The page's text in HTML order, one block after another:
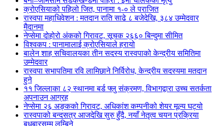
क्रोएसियाको पहिलो जित, पानामा १-० ले पराजित
रास्वपा महाधिवेशन : मतदान राति साढे ८ बजेदेखि, ३८४ उम्मेदवार
मैदानमा
नेप्सेमा दोहोरो अंकको गिरावट, सूचक २६६० बिन्दुमा सीमित
विश्वकप : पानामालाई क्रोएसियाले हरायो
बालेन शाह सचिवालयका तीन सदस्य रास्वपाको केन्द्रीय समितिमा
उम्मेदवार
रास्वपा सभापतिमा रवि लामिछाने निर्विरोध, केन्द्रीय सदस्यमा मतदान
हुने
११ जिल्लाका ८२ स्थानमा बर्ड फ्लु संक्रमण, विभागद्वारा उच्च सतर्कता
अपनाउन आग्रह
नेप्सेमा २६ अङ्कको गिरावट, अधिकांश कम्पनीको शेयर मूल्य घट्यो
रास्वपाको बन्दसत्र आजदेखि सुरु हुँदै, नयाँ नेतृत्व चयन प्रक्रिया
बुधबारसम्म लम्बिने